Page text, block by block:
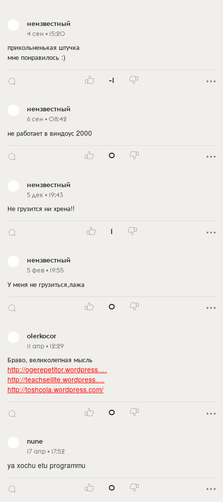
неизвестный
4 сен • 15:20
прикольненькая штучка
мне понравилось :)
-1
неизвестный
6 сен • 08:42
не работает в виндоус 2000
0
неизвестный
5 дек • 19:43
Не грузится ни хрена!!
1
неизвестный
5 фев • 19:55
У меня не грузиться,лажа
0
olerkocor
11 апр • 12:29
Браво, великолепная мысль
http://ogerepetitor.wordpress.…
http://teachsellite.wordpress.…
http://toshcola.wordpress.com/
0
nune
17 апр • 17:52
ya xochu etu programmu
0